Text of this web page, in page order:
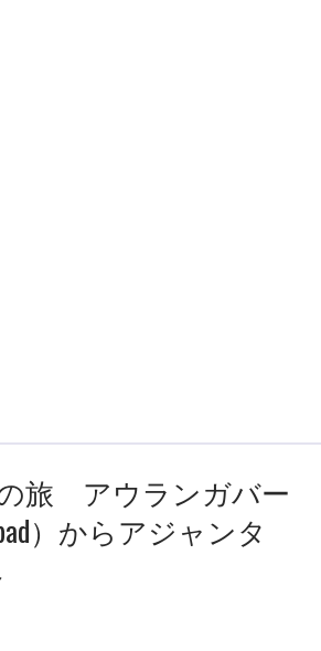
旅 アウランガバー
）からアジャンタ